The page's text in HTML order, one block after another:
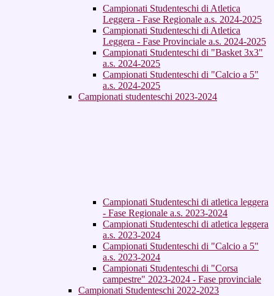
Campionati Studenteschi di Atletica
Leggera - Fase Regionale a.s. 2024-2025
Campionati Studenteschi di Atletica
Leggera - Fase Provinciale a.s. 2024-2025
Campionati Studenteschi di "Basket 3x3"
a.s. 2024-2025
Campionati Studenteschi di "Calcio a 5"
a.s. 2024-2025
Campionati studenteschi 2023-2024
Campionati Studenteschi di atletica leggera
- Fase Regionale a.s. 2023-2024
Campionati Studenteschi di atletica leggera
a.s. 2023-2024
Campionati Studenteschi di "Calcio a 5"
a.s. 2023-2024
Campionati Studenteschi di "Corsa
campestre" 2023-2024 - Fase provinciale
Campionati Studenteschi 2022-2023